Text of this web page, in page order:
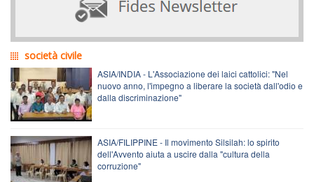
società civile
ASIA/INDIA - L'Associazione dei laici cattolici: "Nel
nuovo anno, l'impegno a liberare la società dall'odio e
dalla discriminazione"
ASIA/FILIPPINE - Il movimento Silsilah: lo spirito
dell'Avvento aiuta a uscire dalla "cultura della
corruzione"